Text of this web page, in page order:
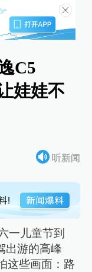
C5
娃娃不
听新闻
一儿童节到
出游的高峰
这些画面：路